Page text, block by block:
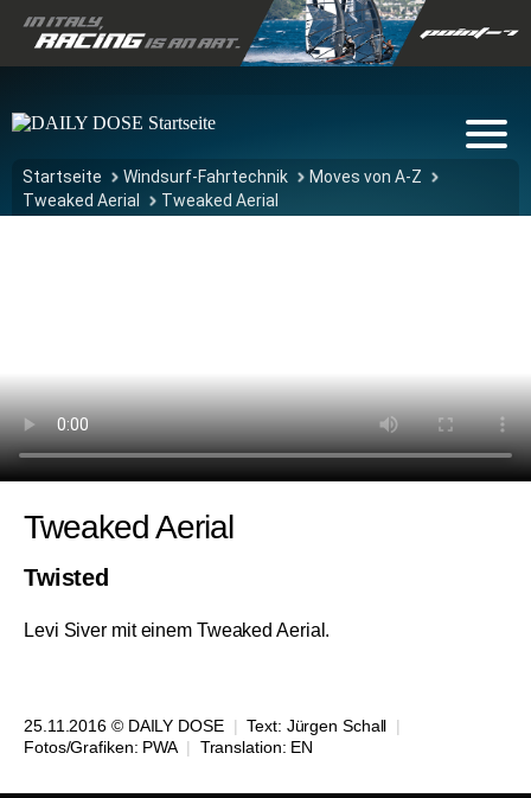
Startseite Windsurf-Fahrtechnik
Moves von A-Z
Tweaked Aerial
Tweaked Aerial
Tweaked Aerial
Twisted
Levi Siver mit einem Tweaked Aerial.
25.11.2016 © DAILY DOSE | Text: Jürgen Schall |
Fotos/Grafiken: PWA | Translation: EN